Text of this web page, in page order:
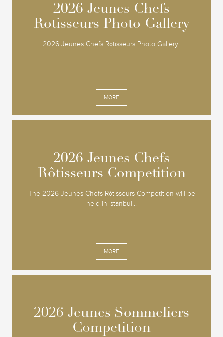
2026 Jeunes Chefs
Rotisseurs Photo Gallery
2026 Jeunes Chefs Rotisseurs Photo Gallery
MORE
2026 Jeunes Chefs
Rotisseurs Photo Gallery
2026 Jeunes Chefs
Rôtisseurs Competition
The 2026 Jeunes Chefs Rôtisseurs Competition will be
held in Istanbul...
MORE
2026 Jeunes Chefs
Rôtisseurs Competition
2026 Jeunes Sommeliers
Competition
2026 Jeunes Sommeliers
Competition